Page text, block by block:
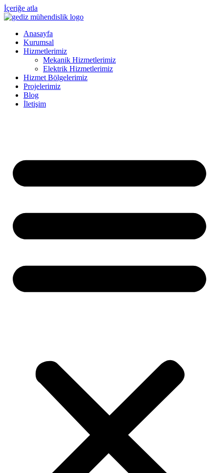
İçeriğe atla
Anasayfa
Kurumsal
Hizmetlerimiz
Mekanik Hizmetlerimiz
Elektrik Hizmetlerimiz
Hizmet Bölgelerimiz
Projelerimiz
Blog
İletişim